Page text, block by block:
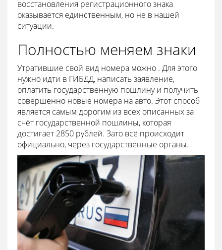
восстановления регистрационного знака
оказывается единственным, но не в нашей
ситуации.
Полностью меняем знаки
Утратившие свой вид номера можно . Для этого
нужно идти в ГИБДД, написать заявление,
оплатить государственную пошлину и получить
совершенно новые номера на авто. Этот способ
является самым дорогим из всех описанных за
счёт государственной пошлины, которая
достигает 2850 рублей. Зато всё происходит
официально, через государственные органы.